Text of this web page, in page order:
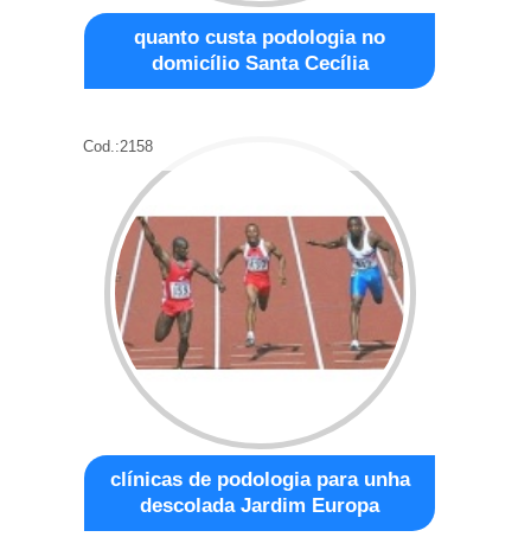
quanto custa podologia no
domicílio Santa Cecília
Cod.:2158
clínicas de podologia para unha
descolada Jardim Europa